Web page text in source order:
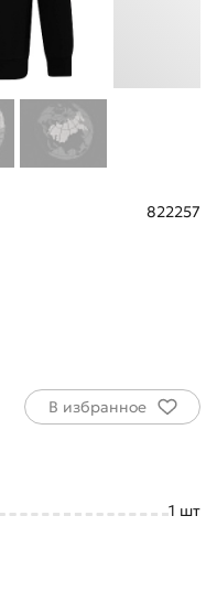
822257
В избранное
1 шт